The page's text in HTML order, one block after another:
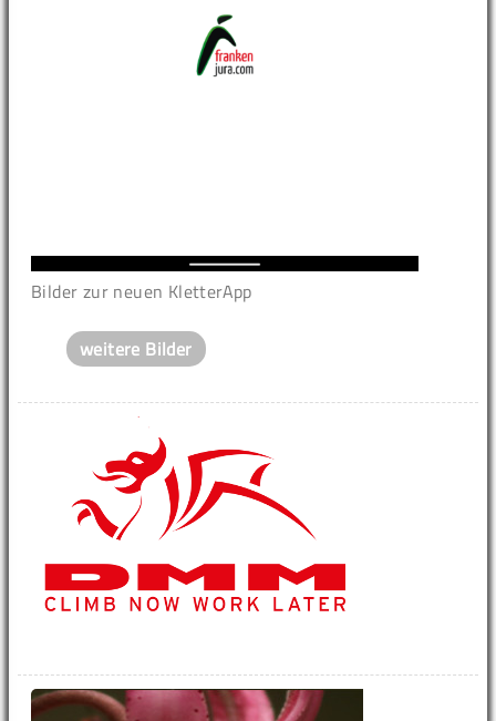
Bilder zur neuen KletterApp
weitere Bilder